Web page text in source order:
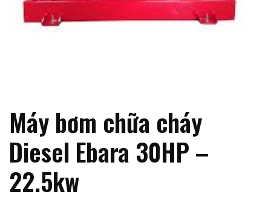
Máy bơm chữa cháy
Diesel Ebara 30HP –
22.5kw